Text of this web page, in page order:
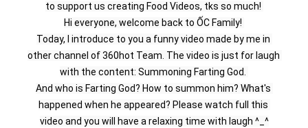
to support us creating Food Videos, tks so much!
Hi everyone, welcome back to ỐC Family!
Today, I introduce to you a funny video made by me in
other channel of 360hot Team. The video is just for laugh
with the content: Summoning Farting God.
And who is Farting God? How to summon him? What's
happened when he appeared? Please watch full this
video and you will have a relaxing time with laugh ^_^